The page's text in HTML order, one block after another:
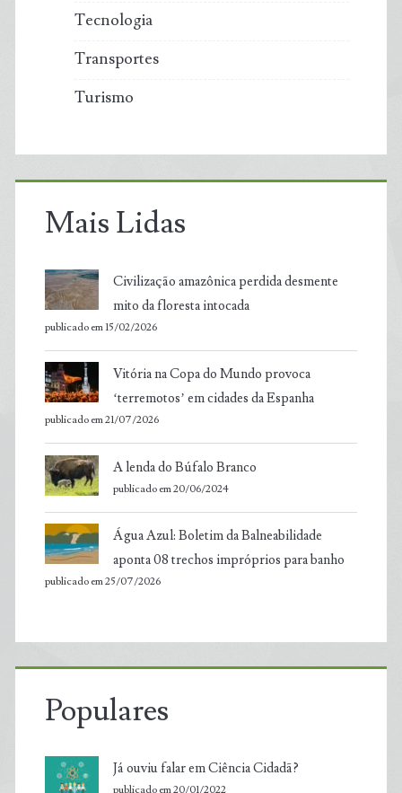
Tecnologia
Transportes
Turismo
Mais Lidas
Civilização amazônica perdida desmente
mito da floresta intocada
publicado em 15/02/2026
Vitória na Copa do Mundo provoca
‘terremotos’ em cidades da Espanha
publicado em 21/07/2026
A lenda do Búfalo Branco
publicado em 20/06/2024
Água Azul: Boletim da Balneabilidade
aponta 08 trechos impróprios para banho
publicado em 25/07/2026
Populares
Já ouviu falar em Ciência Cidadã?
publicado em 20/01/2022